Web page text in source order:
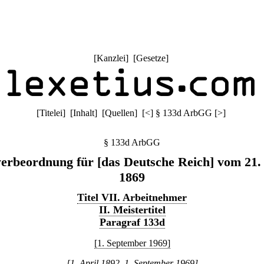
[Kanzlei] [Gesetze]
[Titelei] [Inhalt] [Quellen] [<] § 133d ArbGG [>]
§ 133d ArbGG
für [das Deutsche Reich] vom
1869
Titel VII. Arbeitnehmer
II. Meistertitel
Paragraf 133d
[1. September 1969]